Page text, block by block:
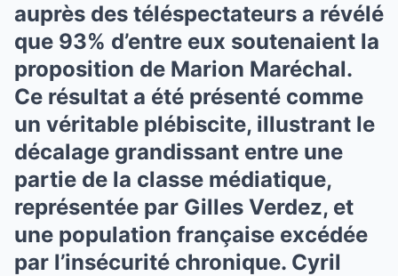
auprès des téléspectateurs a révélé
que 93% d’entre eux soutenaient la
proposition de Marion Maréchal.
Ce résultat a été présenté comme
un véritable plébiscite, illustrant le
décalage grandissant entre une
partie de la classe médiatique,
représentée par Gilles Verdez, et
une population française excédée
par l’insécurité chronique. Cyril